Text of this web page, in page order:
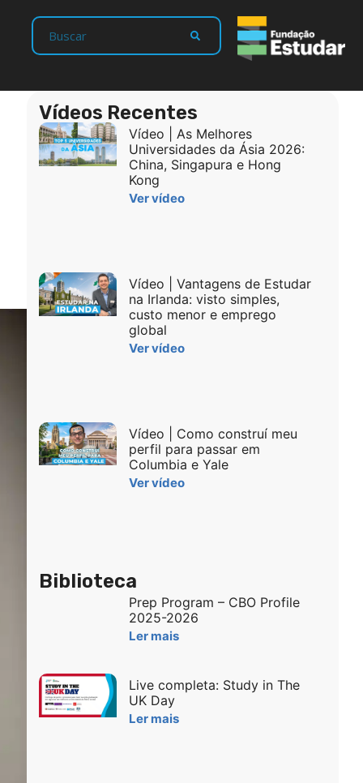
Vídeos Recentes
Vídeo | As Melhores
Universidades da Ásia 2026:
China, Singapura e Hong
Kong
Ver vídeo
Vídeo | Vantagens de Estudar
na Irlanda: visto simples,
custo menor e emprego
global
Ver vídeo
Vídeo | Como construí meu
perfil para passar em
Columbia e Yale
Ver vídeo
Biblioteca
Prep Program – CBO Profile
2025-2026
Ler mais
Live completa: Study in The
UK Day
Ler mais